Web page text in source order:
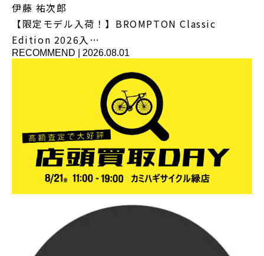
伊藤 祐次郎
【限定モデル入荷！】BROMPTON Classic
Edition 2026入…
RECOMMEND 2026.08.01